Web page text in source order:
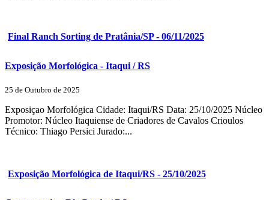
Final Ranch Sorting de Pratânia/SP - 06/11/2025
Exposição Morfológica - Itaqui / RS
25 de Outubro de 2025
Exposiçao Morfológica Cidade: Itaqui/RS Data: 25/10/2025 Núcleo
Promotor: Núcleo Itaquiense de Criadores de Cavalos Crioulos
Técnico: Thiago Persici Jurado:...
Exposição Morfológica de Itaqui/RS - 25/10/2025